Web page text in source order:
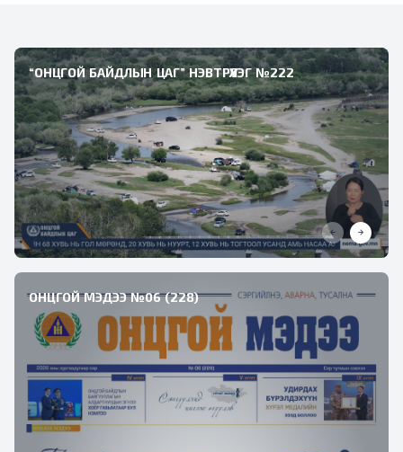
“ОНЦГОЙ БАЙДЛЫН ЦАГ” НЭВТРҮҮЛЭГ №222
ОНЦГОЙ МЭДЭЭ №06 (228)